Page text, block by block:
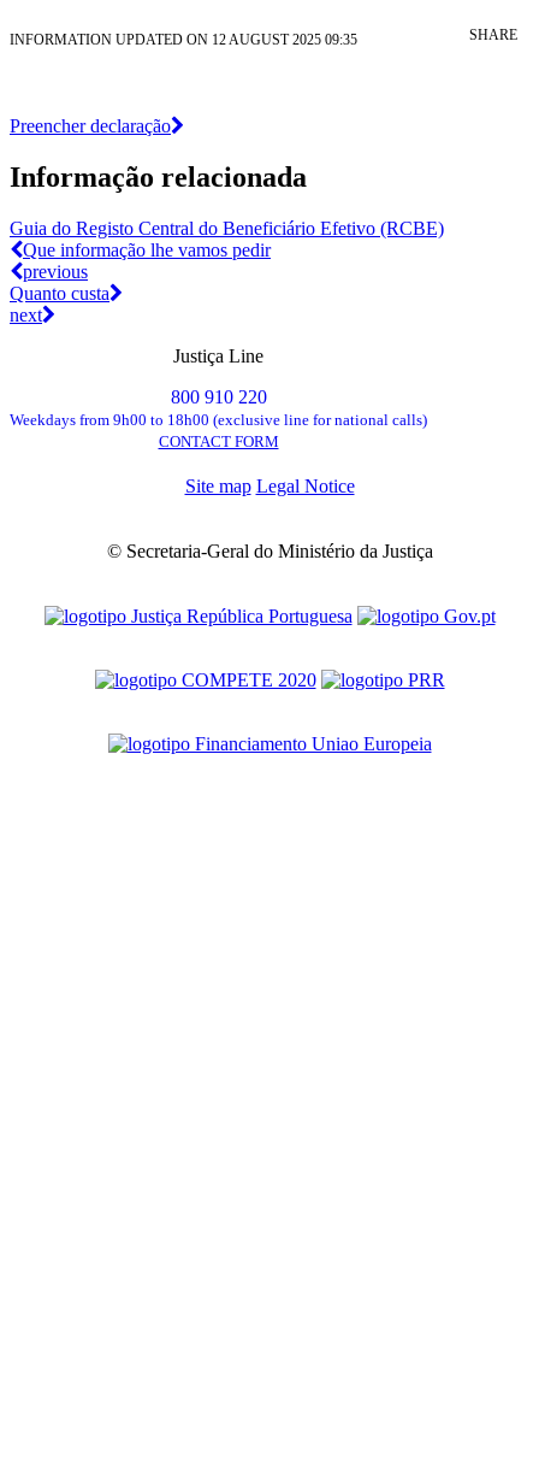
INFORMATION UPDATED ON 12 AUGUST 2025 09:35 SHARE
Preencher declaração
Informação relacionada
Guia do Registo Central do Beneficiário Efetivo (RCBE)
Que informação lhe vamos pedir
previous
Quanto custa
next
Justiça Line
800 910 220
Weekdays from 9h00 to 18h00 (exclusive line for national calls)
CONTACT FORM
Site map Legal Notice
© Secretaria-Geral do Ministério da Justiça